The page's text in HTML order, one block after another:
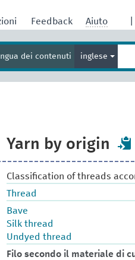
Feedback Aiuto
dei contenuti inglese
per
Yarn by origin
Classification of threads
Thread
Bave
Silk thread
Undyed thread
Filo secondo il materiale di